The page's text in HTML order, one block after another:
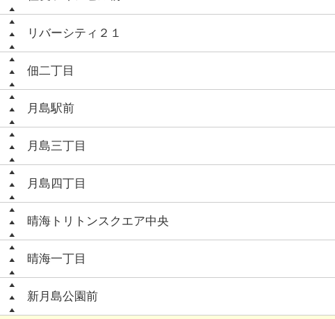
リバーシティ２１
佃二丁目
月島駅前
月島三丁目
月島四丁目
晴海トリトンスクエア中央
晴海一丁目
新月島公園前